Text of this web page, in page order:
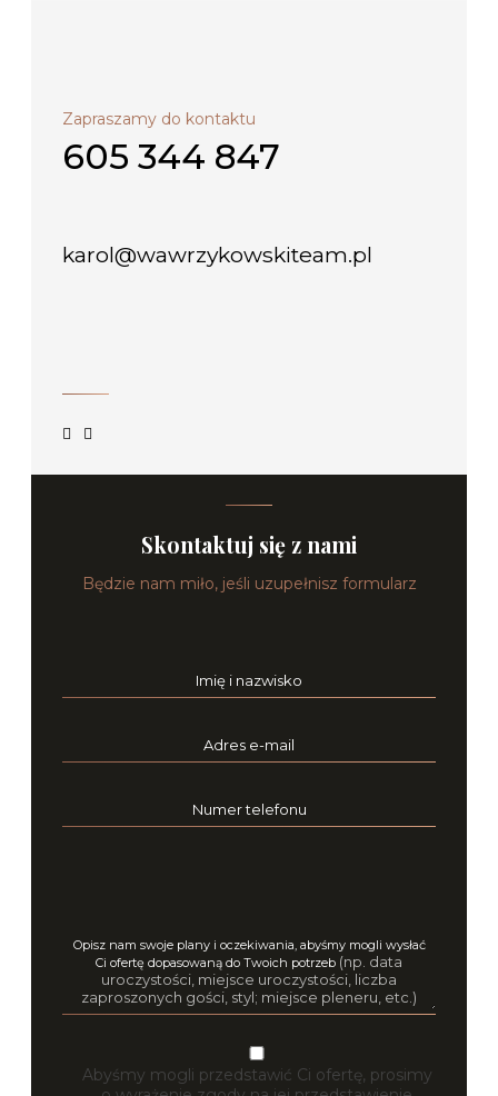
Zapraszamy do kontaktu
605 344 847
karol@wawrzykowskiteam.pl
Skontaktuj się z nami
Będzie nam miło, jeśli uzupełnisz formularz
Imię i nazwisko
Adres e-mail
Numer telefonu
Opisz nam swoje plany i oczekiwania, abyśmy mogli wysłać
Ci ofertę dopasowaną do Twoich potrzeb (np. data
uroczystości, miejsce uroczystości, liczba
zaproszonych gości, styl; miejsce pleneru, etc.)
Abyśmy mogli przedstawić Ci ofertę, prosimy